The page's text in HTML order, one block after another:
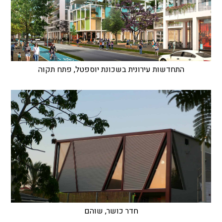
התחדשות עירונית בשכונת יוספטל, פתח תקוה
חדר כושר, שוהם